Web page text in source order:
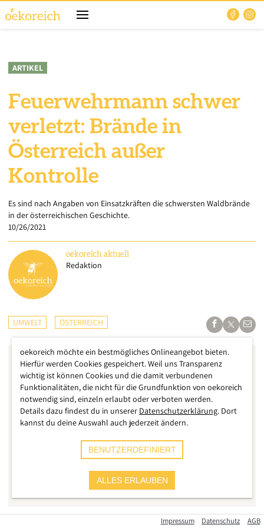
ARTIKEL
Feuerwehrmann schwer
verletzt: Brände in
Österreich außer
Kontrolle
Es sind nach Angaben von Einsatzkräften die schwersten Waldbrände
in der österreichischen Geschichte.
10/26/2021
oekoreich aktuell
Redaktion
UMWELT ÖSTERREICH
Impressum Datenschutz AGB
oekoreich möchte ein bestmögliches Onlineangebot bieten.
Hierfür werden Cookies gespeichert. Weil uns Transparenz
wichtig ist können Cookies und die damit verbundenen
Funktionalitäten, die nicht für die Grundfunktion von oekoreich
notwendig sind, einzeln erlaubt oder verboten werden.
Details dazu findest du in unserer Datenschutzerklärung. Dort
kannst du deine Auswahl auch jederzeit ändern.
BENUTZERDEFINIERT
ALLES ERLAUBEN